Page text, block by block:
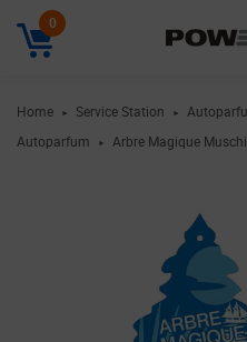
0
Home ► Service Station ►
Autoparfum
► Arbre Magique